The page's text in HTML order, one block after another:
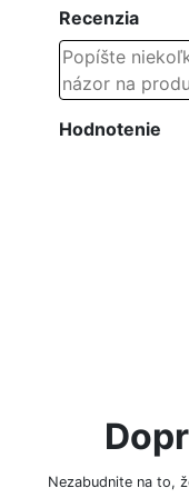
Recenzia
Hodnotenie
Nezabudnite na to,